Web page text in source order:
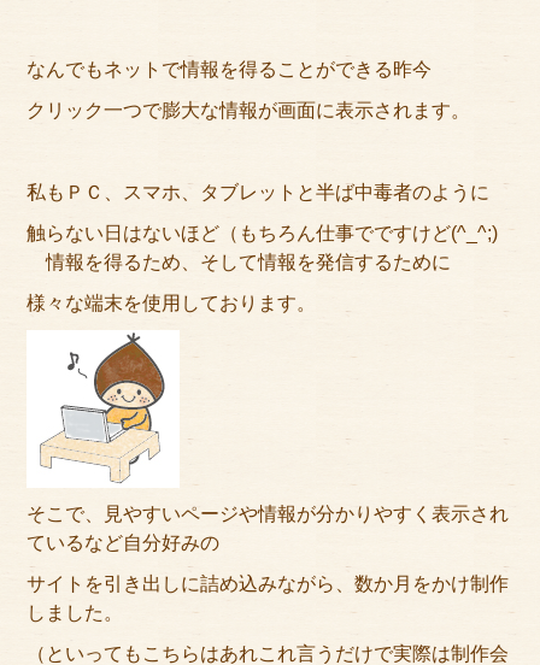
サイトマップ
なんでもネットで情報を得ることができる昨今
クリック一つで膨大な情報が画面に表示されます。
私もＰＣ、スマホ、タブレットと半ば中毒者のように
触らない日はないほど（もちろん仕事でですけど(^_^;)
情報を得るため、そして情報を発信するために
様々な端末を使用しております。
そこで、見やすいページや情報が分かりやすく表示され
ているなど自分好みの
サイトを引き出しに詰め込みながら、数か月をかけ制作
しました。
（といってもこちらはあれこれ言うだけで実際は制作会